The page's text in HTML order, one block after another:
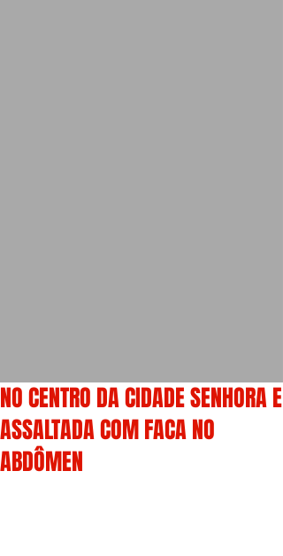
NO CENTRO DA CIDADE SENHORA E
ASSALTADA COM FACA NO
ABDÔMEN